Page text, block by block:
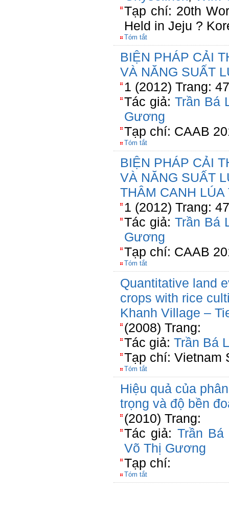
Tạp chí: 20th
Held in Jeju ?
Tóm tắt
BIỆN PHÁP CẢI
VÀ NĂNG SUẤT
1 (2012) Trang:
Tác giả: Trần Bá
Gương
Tạp chí: CAAB
Tóm tắt
BIỆN PHÁP CẢI
VÀ NĂNG SUẤT
THÂM CANH LÚA
1 (2012) Trang:
Tác giả: Trần Bá
Gương
Tạp chí: CAAB
Tóm tắt
Quantitative land
crops with rice
Khanh Village –
(2008) Trang:
Tác giả: Trần Bá
Tạp chí: Vietnam
Tóm tắt
Hiệu quả của
trọng và độ bền
(2010) Trang:
Tác giả: Trần Bá
Võ Thị Gương
Tạp chí:
Tóm tắt